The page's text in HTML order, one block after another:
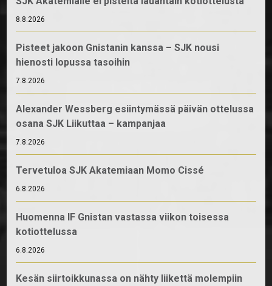
8.8.2026
Pisteet jakoon Gnistanin kanssa – SJK nousi
hienosti lopussa tasoihin
7.8.2026
Alexander Wessberg esiintymässä päivän ottelussa
osana SJK Liikuttaa – kampanjaa
7.8.2026
Tervetuloa SJK Akatemiaan Momo Cissé
6.8.2026
Huomenna IF Gnistan vastassa viikon toisessa
kotiottelussa
6.8.2026
Kesän siirtoikkunassa on nähty liikettä molempiin